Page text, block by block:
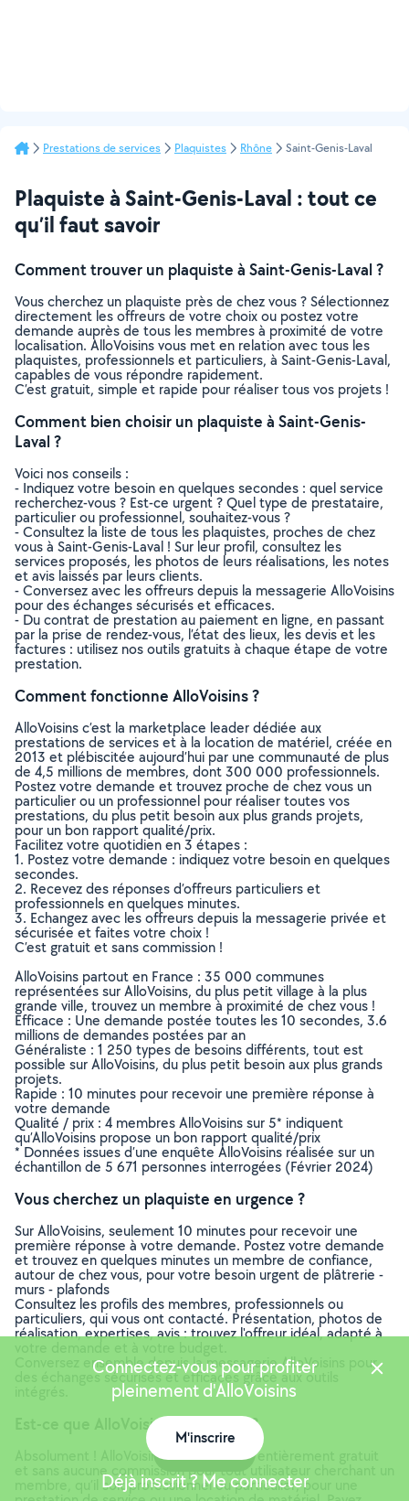
Prestations de services Plaquistes Rhône Saint-Genis-Laval
Plaquiste à Saint-Genis-Laval : tout ce
qu’il faut savoir
Comment trouver un plaquiste à Saint-Genis-Laval ?
Vous cherchez un plaquiste près de chez vous ? Sélectionnez
directement les offreurs de votre choix ou postez votre
demande auprès de tous les membres à proximité de votre
localisation. AlloVoisins vous met en relation avec tous les
plaquistes, professionnels et particuliers, à Saint-Genis-Laval,
capables de vous répondre rapidement.
C’est gratuit, simple et rapide pour réaliser tous vos projets !
Comment bien choisir un plaquiste à Saint-Genis-
Laval ?
Voici nos conseils :
- Indiquez votre besoin en quelques secondes : quel service
recherchez-vous ? Est-ce urgent ? Quel type de prestataire,
particulier ou professionnel, souhaitez-vous ?
- Consultez la liste de tous les plaquistes, proches de chez
vous à Saint-Genis-Laval ! Sur leur profil, consultez les
services proposés, les photos de leurs réalisations, les notes
et avis laissés par leurs clients.
- Conversez avec les offreurs depuis la messagerie AlloVoisins
pour des échanges sécurisés et efficaces.
- Du contrat de prestation au paiement en ligne, en passant
par la prise de rendez-vous, l’état des lieux, les devis et les
factures : utilisez nos outils gratuits à chaque étape de votre
prestation.
Comment fonctionne AlloVoisins ?
AlloVoisins c’est la marketplace leader dédiée aux
prestations de services et à la location de matériel, créée en
2013 et plébiscitée aujourd’hui par une communauté de plus
de 4,5 millions de membres, dont 300 000 professionnels.
Postez votre demande et trouvez proche de chez vous un
particulier ou un professionnel pour réaliser toutes vos
prestations, du plus petit besoin aux plus grands projets,
pour un bon rapport qualité/prix.
Facilitez votre quotidien en 3 étapes :
1. Postez votre demande : indiquez votre besoin en quelques
secondes.
2. Recevez des réponses d’offreurs particuliers et
professionnels en quelques minutes.
3. Echangez avec les offreurs depuis la messagerie privée et
sécurisée et faites votre choix !
C’est gratuit et sans commission !
AlloVoisins partout en France : 35 000 communes
représentées sur AlloVoisins, du plus petit village à la plus
grande ville, trouvez un membre à proximité de chez vous !
Efficace : Une demande postée toutes les 10 secondes, 3.6
millions de demandes postées par an
Généraliste : 1 250 types de besoins différents, tout est
possible sur AlloVoisins, du plus petit besoin aux plus grands
projets.
Rapide : 10 minutes pour recevoir une première réponse à
votre demande
Qualité / prix : 4 membres AlloVoisins sur 5* indiquent
qu’AlloVoisins propose un bon rapport qualité/prix
* Données issues d’une enquête AlloVoisins réalisée sur un
échantillon de 5 671 personnes interrogées (Février 2024)
Vous cherchez un plaquiste en urgence ?
Sur AlloVoisins, seulement 10 minutes pour recevoir une
première réponse à votre demande. Postez votre demande
et trouvez en quelques minutes un membre de confiance,
autour de chez vous, pour votre besoin urgent de plâtrerie -
murs - plafonds
Consultez les profils des membres, professionnels ou
particuliers, qui vous ont contacté. Présentation, photos de
réalisation, expertises, avis : trouvez l'offreur idéal, adapté à
Conversez ensemble depuis la messagerie AlloVoisins pour
des échanges sécurisés et efficaces grâce aux outils
Est-ce que AlloVoisins est gratuit ?
Absolument ! AlloVoisins est un service entièrement gratuit
et sans aucune commission pour tout utilisateur cherchant un
membre, qu’il soit professionnel ou particulier, pour une
Connectez-vous pour profiter
pleinement d'AlloVoisins
M'inscrire
Déjà inscrit ? Me connecter